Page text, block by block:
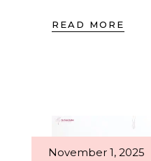
READ MORE
November 1, 2025